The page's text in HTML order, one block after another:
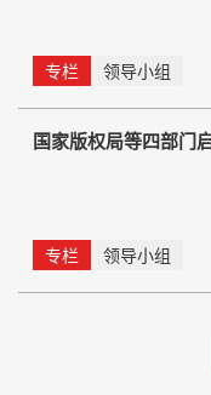
专栏 领导小组
国家版权局等四部门
专栏 领导小组